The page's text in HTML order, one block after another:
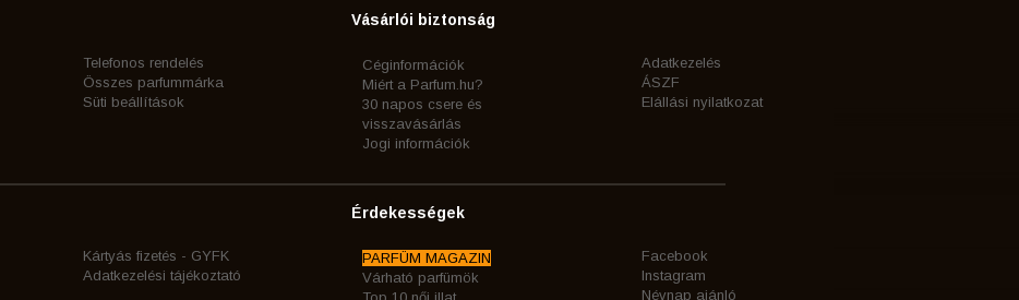
Telefonos rendelés
Összes parfummárka
Süti beállítások
Vásárlói biztonság
Céginformációk
Miért a Parfum.hu?
30 napos csere és
visszavásárlás
Jogi információk
Adatkezelés
ÁSZF
Elállási nyilatkozat
Kártyás fizetés - GYFK
Adatkezelési tájékoztató
Érdekességek
PARFÜM MAGAZIN
Várható parfümök
Top 10 női illat
Facebook
Instagram
Névnap ajánló